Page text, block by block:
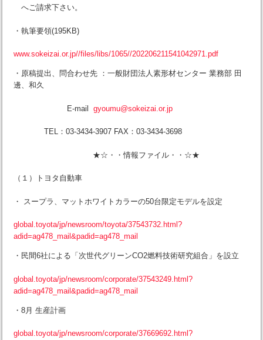
へご請求下さい。
・執筆要領(195KB)
www.sokeizai.or.jp//files/libs/1065//202206211541042971.pdf
・原稿提出、問合わせ先 ：一般財団法人素形材センター 業務部 田
邊、和久
E-mail gyoumu@sokeizai.or.jp
TEL：03-3434-3907 FAX：03-3434-3698
★☆・・情報ファイル・・☆★
（１）トヨタ自動車
・ スープラ、マットホワイトカラーの50台限定モデルを設定
global.toyota/jp/newsroom/toyota/37543732.html?
adid=ag478_mail&padid=ag478_mail
・民間6社による「次世代グリーンCO2燃料技術研究組合」を設立
global.toyota/jp/newsroom/corporate/37543249.html?
adid=ag478_mail&padid=ag478_mail
・8月 生産計画
global.toyota/jp/newsroom/corporate/37669692.html?